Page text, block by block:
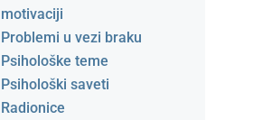
motivaciji
Problemi u vezi braku
Psihološke teme
Psihološki saveti
Radionice